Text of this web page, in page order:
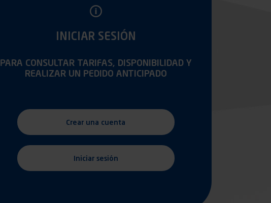
INICIAR SESIÓN
PARA CONSULTAR TARIFAS, DISPONIBILIDAD Y
REALIZAR UN PEDIDO ANTICIPADO
Crear una cuenta
Iniciar sesión